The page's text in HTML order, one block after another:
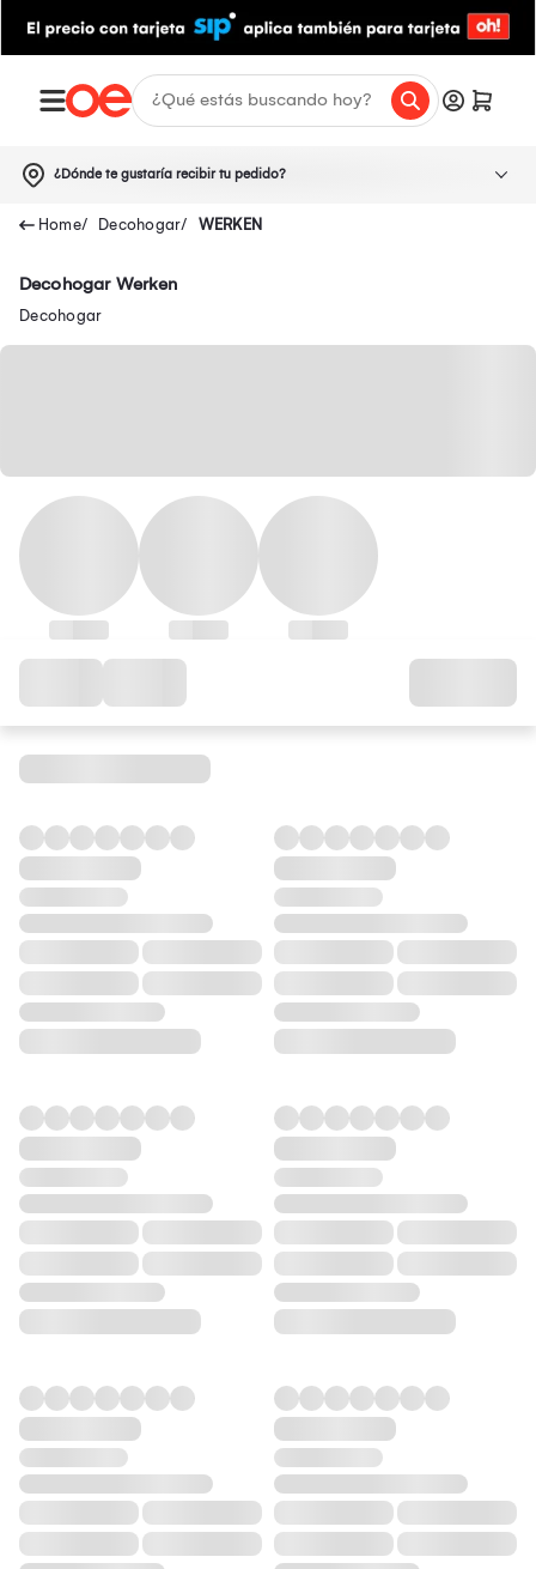
¿Dónde te gustaría recibir tu pedido?
Decohogar WERKEN
Decohogar Werken
Decohogar